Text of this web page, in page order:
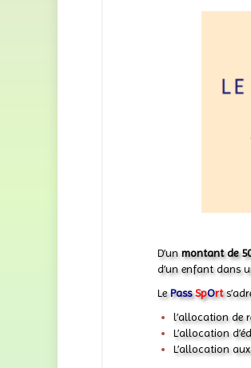
D’unmontant de
d’un enfant dans
LePass SpOrt
l’allocation de
L’allocation
L’allocation